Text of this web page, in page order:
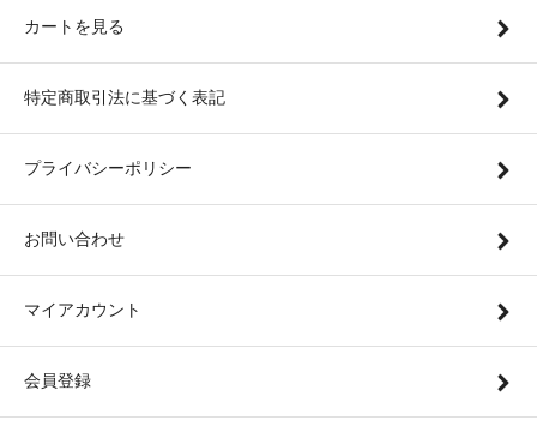
カートを見る
特定商取引法に基づく表記
プライバシーポリシー
お問い合わせ
マイアカウント
会員登録